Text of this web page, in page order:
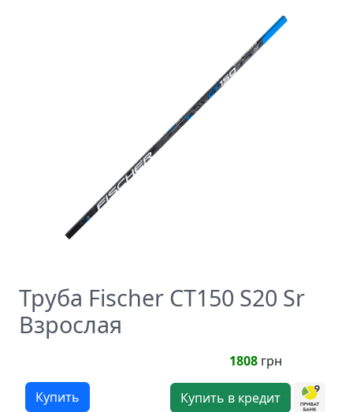
Труба Fischer CT150 S20 Sr
Взрослая
1808 грн
Купить Купить в кредит